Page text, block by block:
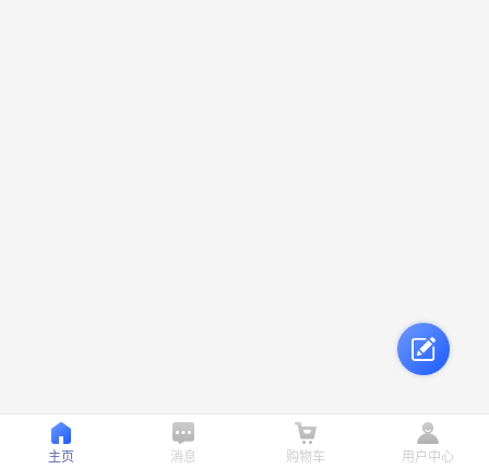
主页 消息 购物车 用户中心